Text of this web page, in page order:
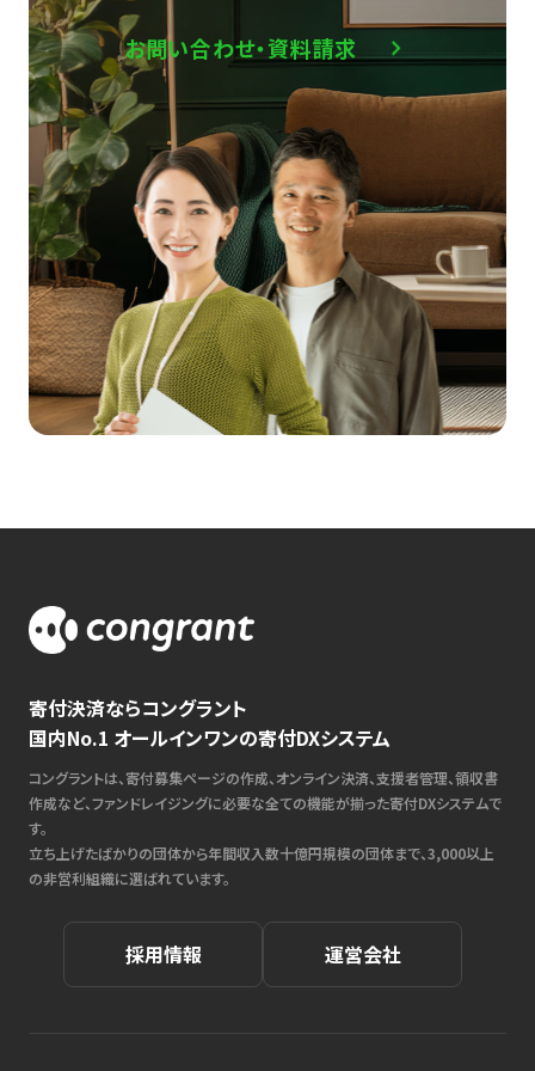
お問い合わせ・資料請求
寄付決済ならコングラント
国内No.1 オールインワンの寄付DXシステム
コングラントは、寄付募集ページの作成、オンライン決済、支援者管理、領収書
作成など、ファンドレイジングに必要な全ての機能が揃った寄付DXシステムで
す。
立ち上げたばかりの団体から年間収入数十億円規模の団体まで、3,000以上
の非営利組織に選ばれています。
採用情報 運営会社